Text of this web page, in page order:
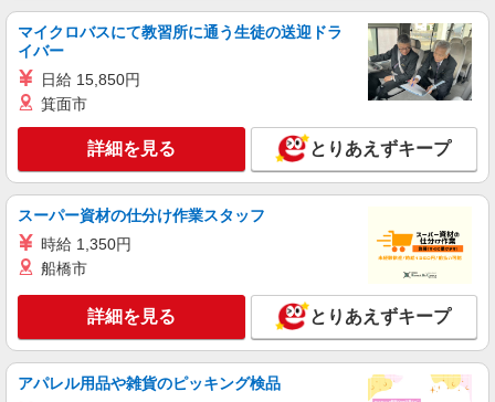
+゜・。○。・゜+゜・。○。・゜+゜ 入社祝い金10
万円支給(規定有) お友達を紹介頂くと, インセンテ
有）★ ゜・。○。・゜+゜・。○。・゜+゜
岐阜県大垣市のdocomoショップ
詳細を見る
紹介予定派遣
株式会社シエロ
【softbank】の携帯販売スタッフ
月給207900円〜260200円（経験・能力によ
る） 資格手当（1〜6万円）賞与年2回（6月・12
月・実績最高5.4カ月分） 未経験から入社半年で
年収400万円以上への昇給実績あり ※残業代支給
+゜・。○。・゜+゜ 入社祝い金10万円支給(規定
有) お友達を紹介頂くと, インセンティブ支給(規定
有) ゜・。○。・゜+゜・。○。・゜+゜
岐阜県大垣市のsoftbankショップ
派遣社員
株式会社シエロ
【softbank】の携帯販売スタッフ
マイクロバスにて教習所に通う生徒の送迎ドラ
イバー
日給 15,850円
箕面市
詳細を見る とりあえずキープ
スーパー資材の仕分け作業スタッフ
時給 1,350円
船橋市
詳細を見る とりあえずキープ
アパレル用品や雑貨のピッキング検品